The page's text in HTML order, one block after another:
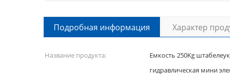
Подробная информация Характер
Название продукта:
Емкость 250Kg
гидравлическая мини